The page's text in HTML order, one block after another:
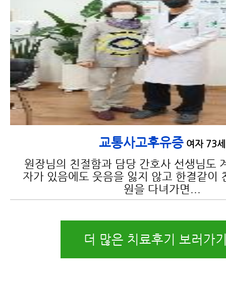
교통사고후유증여자 73세
원장님의 친절함과 담당 간호사 선생님도
자가 있음에도 웃음을 잃지 않고 한결같이
원을 다녀가면...
더 많은 치료후기 보러가